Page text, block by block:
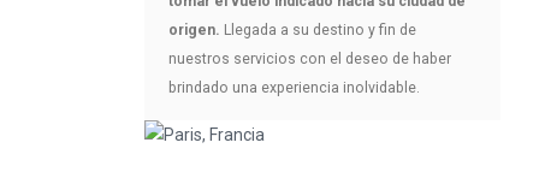
origen. Llegada a su destino y fin de
nuestros servicios con el deseo de haber
brindado una experiencia inolvidable.